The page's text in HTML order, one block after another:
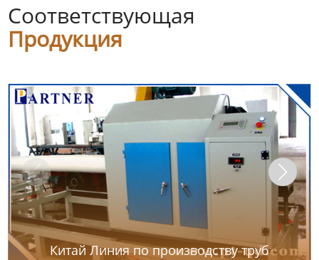
Новости
О нас
Контакты
Продукция
Соответствующая
Продукция
Китай Линия по производству труб